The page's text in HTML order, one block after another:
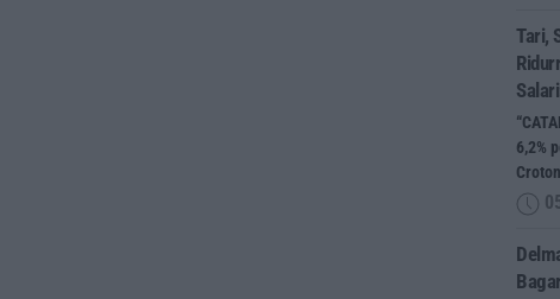
Tari,
6,2%